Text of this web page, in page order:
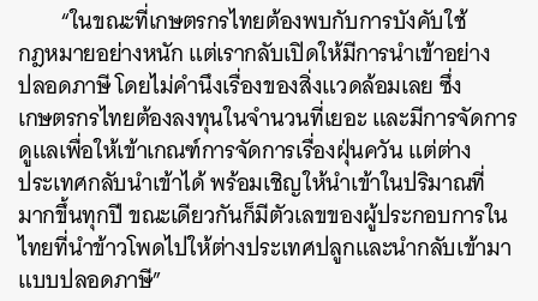
“ในขณะที่เกษตรกรไทยต้องพบกับการบังคับใช้
กฎหมายอย่างหนัก แต่เรากลับเปิดให้มีการนำเข้าอย่าง
ปลอดภาษี โดยไม่คำนึงเรื่องของสิ่งแวดล้อมเลย ซึ่ง
เกษตรกรไทยต้องลงทุนในจำนวนที่เยอะ และมีการจัดการ
ดูแลเพื่อให้เข้าเกณฑ์การจัดการเรื่องฝุ่นควัน แต่ต่าง
ประเทศกลับนำเข้าได้ พร้อมเชิญให้นำเข้าในปริมาณที่
มากขึ้นทุกปี ขณะเดียวกันก็มีตัวเลขของผู้ประกอบการใน
ไทยที่นำข้าวโพดไปให้ต่างประเทศปลูกและนำกลับเข้ามา
แบบปลอดภาษี”